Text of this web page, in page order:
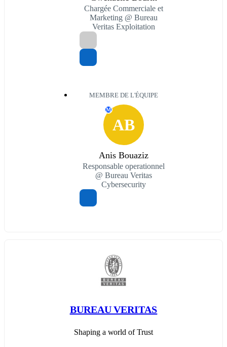
Chargée Commerciale et
Marketing @ Bureau
Veritas Exploitation
MEMBRE DE L'ÉQUIPE
AB
M
Anis Bouaziz
Responsable operationnel
@ Bureau Veritas
Cybersecurity
BUREAU VERITAS
Shaping a world of Trust